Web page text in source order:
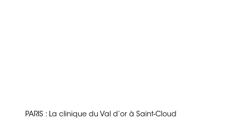
PARIS : La clinique du Val d’or à Saint-Cloud